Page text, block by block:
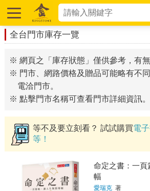
全台門市庫存一覽
※ 網頁之「庫存狀態」僅供參考，有無
※ 門市、網路價格及贈品可能略有不
電洽門市。
※ 點擊門市名稱可查看門市詳細資訊。
等不及要立刻看？ 試試購買電
等！
命定之書：一
幅
愛瑞克 著